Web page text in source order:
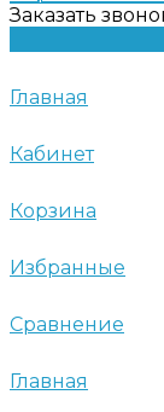
Заказать
Главная
Кабинет
Корзина
Избранные
Сравнение
Главная